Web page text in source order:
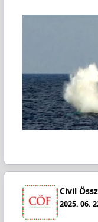
Civil
2025. 06.